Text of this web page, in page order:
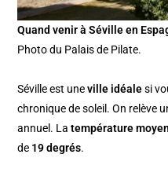
Quand venir à Séville en
Photo du Palais de Pilate.
Séville est uneville idéalesi
chronique de soleil. On relève
annuel. Latempérature
de 19 degrés.